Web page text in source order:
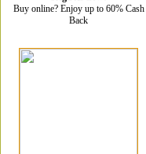
Buy online? Enjoy up to 60% Cash
Back